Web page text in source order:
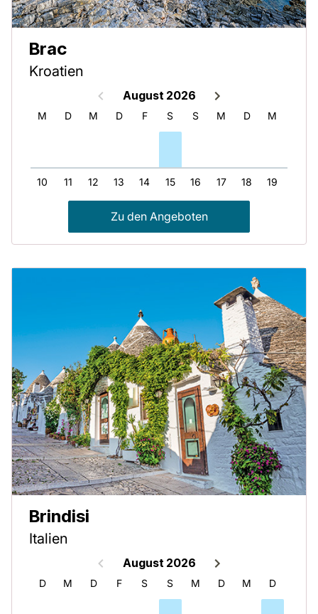
Brac
Kroatien
August 2026
M
10
D
11
M
12
D
13
F
14
S
15
S
16
M
17
D
18
M
19
Zu den Angeboten
Brindisi
Italien
August 2026
D M D F S S M D M D